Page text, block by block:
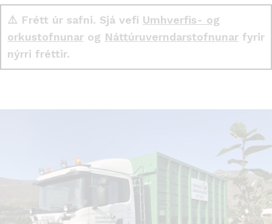
⚠️ Frétt úr safni. Sjá vefi Umhverfis- og
orkustofnunar og Náttúruverndarstofnunar fyrir
nýrri fréttir.